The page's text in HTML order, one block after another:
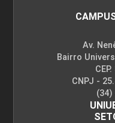
Av.
Bairro
CNPJ -
(34)